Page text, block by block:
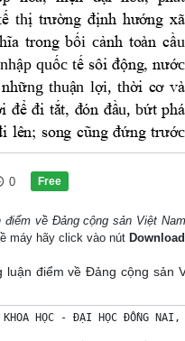
0 Free
điểm về Đảng cộng sản Việt
máy hãy click vào nút Download
điểm về Đảng cộng sản
KHOA HỌC - ĐẠI HỌC ĐỒNG